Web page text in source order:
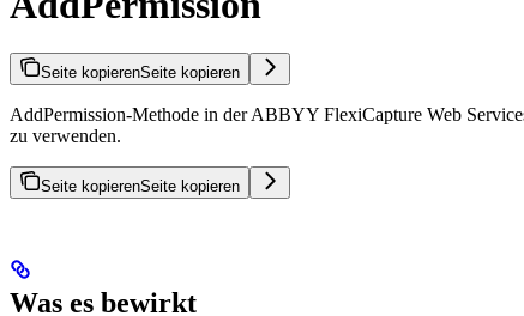
Seite kopierenSeite kopieren
AddPermission-Methode in der ABBYY FlexiCapture Web
zu verwenden.
Seite kopierenSeite kopieren
Was es bewirkt